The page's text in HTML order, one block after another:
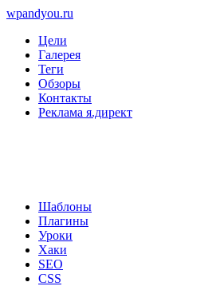
wpandyou.ru
Цели
Галерея
Теги
Обзоры
Контакты
Реклама я.директ
Шаблоны
Плагины
Уроки
Хаки
SEO
CSS